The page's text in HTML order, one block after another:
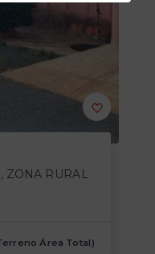
ZONA RURAL
Área Total)